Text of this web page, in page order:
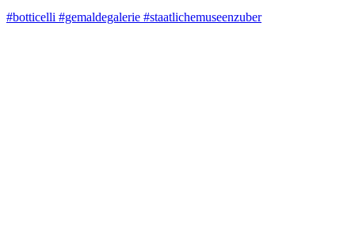
#botticelli #gemaldegalerie #staatlichemuseenzuber